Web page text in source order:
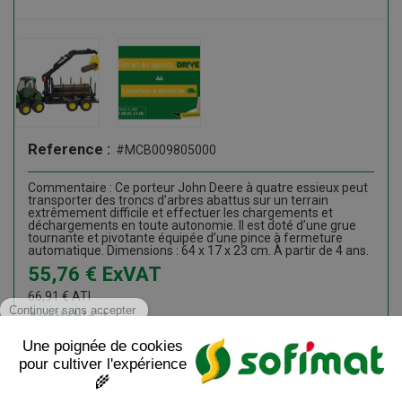
Reference : #MCB009805000
Commentaire : Ce porteur John Deere à quatre essieux peut
transporter des troncs d’arbres abattus sur un terrain
extrêmement difficile et effectuer les chargements et
déchargements en toute autonomie. Il est doté d’une grue
tournante et pivotante équipée d’une pince à fermeture
automatique. Dimensions : 64 x 17 x 23 cm. À partir de 4 ans.
55,76 € ExVAT
66,91€ATI
1
Available
Add to cart